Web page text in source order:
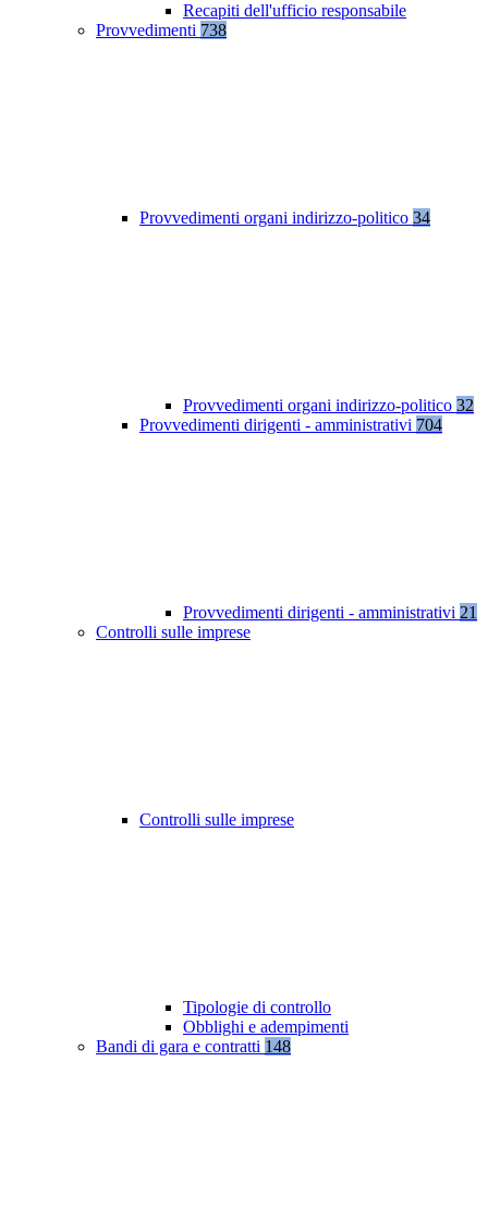
Recapiti dell'ufficio responsabile
Provvedimenti 738
Provvedimenti organi indirizzo-politico 34
Provvedimenti organi indirizzo-politico 32
Provvedimenti dirigenti - amministrativi 704
Provvedimenti dirigenti - amministrativi 21
Controlli sulle imprese
Controlli sulle imprese
Tipologie di controllo
Obblighi e adempimenti
Bandi di gara e contratti 148